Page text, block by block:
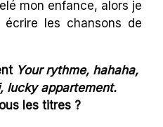
mon enfance, alors je
écrire les chansons de
Your rythme, hahaha,
lucky appartement.
les titres ?